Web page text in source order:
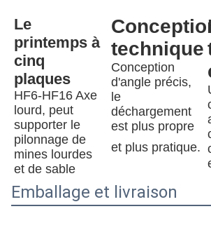
Le
printemps à
cinq
plaques
HF6-HF16 Axe
lourd, peut
supporter le
pilonnage de
mines lourdes
et de sable
technique
Conception
d'angle précis,
le
déchargement
est plus propre
et plus pratique.
Emballage et livraison